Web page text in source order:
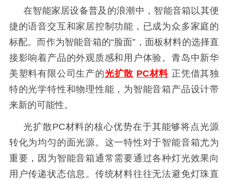
在智能家居设备普及的浪潮中，智能音箱以其便
捷的语音交互和家居控制功能，已成为众多家庭的
标配。而作为智能音箱的“脸面”，面板材料的选择直
接影响着产品的外观质感和用户体验。青岛中新华
美塑料有限公司生产的光扩散 PC材料 正凭借其独
特的光学特性和物理性能，为智能音箱产品设计带
来新的可能性。
光扩散PC材料的核心优势在于其能够将点光源
转化为均匀的面光源。这一特性对于智能音箱尤为
重要，因为智能音箱通常需要通过各种灯光效果向
用户传递状态信息。传统材料往往无法避免灯珠直